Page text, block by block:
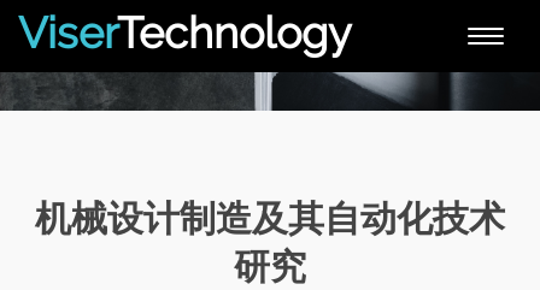
Toggle
ViserTechnology
机械设计制造及其自动化技术
研究